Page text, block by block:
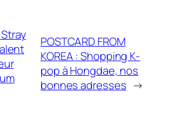
Stray
POSTCARD FROM
KOREA : Shopping K-
pop à Hongdae, nos
bonnes adresses →